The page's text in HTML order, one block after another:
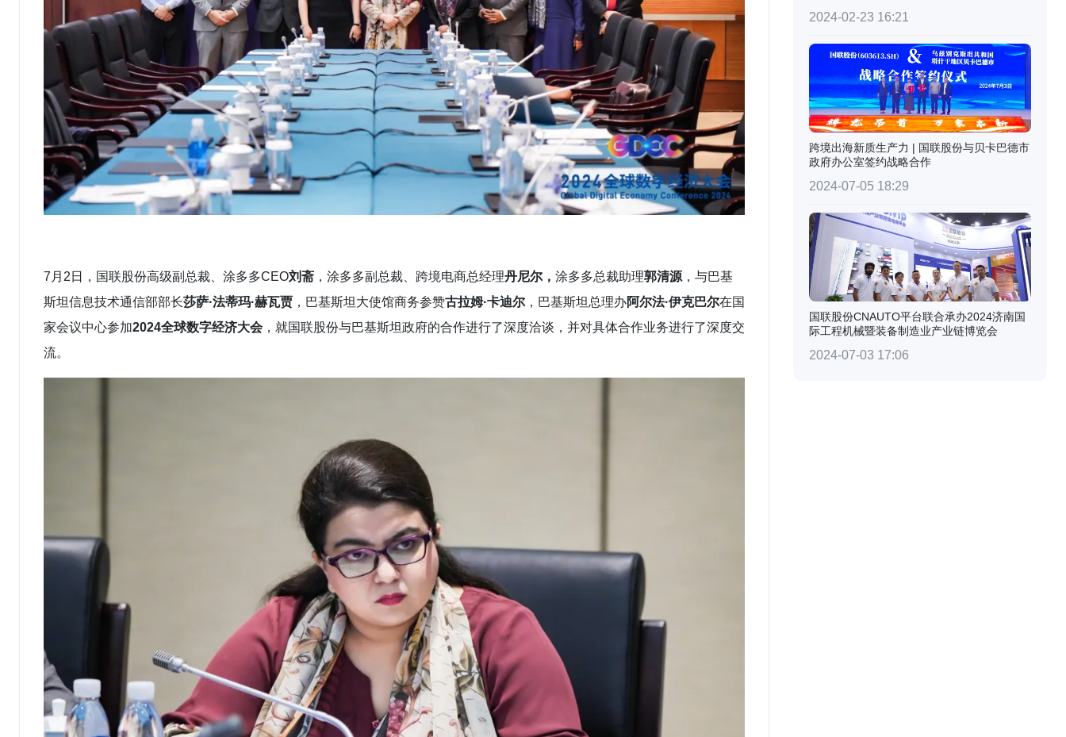
7月2日，国联股份高级副总裁、涂多多CEO刘斋 ，涂多多副总裁、跨境电商总经理丹尼尔， 涂多多总裁助理郭清源 ，与巴基
斯坦信息技术通信部部长莎萨·法蒂玛·赫瓦贾 ，巴基斯坦大使馆商务参赞古拉姆·卡迪尔 ，巴基斯坦总理办阿尔法·伊克巴尔在国
家会议中心参加2024全球数字经济大会 ，就国联股份与巴基斯坦政府的合作进行了深度洽谈，并对具体合作业务进行了深度交
流。
2024-02-23 16:21
跨境出海新质生产力 | 国联股份与贝卡巴德市
政府办公室签约战略合作
2024-07-05 18:29
国联股份CNAUTO平台联合承办2024济南国
际工程机械暨装备制造业产业链博览会
2024-07-03 17:06